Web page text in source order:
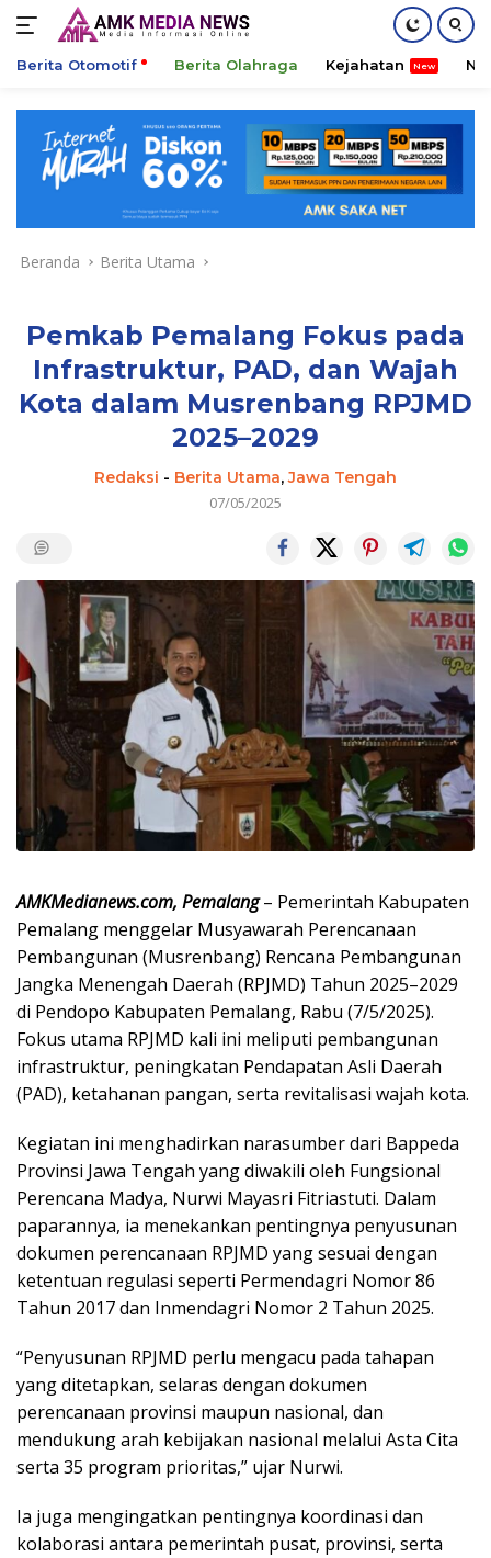
konten
Berita Otomotif Berita Olahraga Kejahatan
Beranda Berita Utama
Pemkab Pemalang Fokus pada
Infrastruktur, PAD, dan Wajah
Kota dalam Musrenbang RPJMD
2025–2029
Redaksi - Berita Utama,Jawa Tengah
07/05/2025
AMKMedianews.com, Pemalang– Pemerintah Kabupaten
Pemalang menggelar Musyawarah Perencanaan
Pembangunan (Musrenbang) Rencana Pembangunan
Jangka Menengah Daerah (RPJMD) Tahun 2025–2029
di Pendopo Kabupaten Pemalang, Rabu (7/5/2025).
Fokus utama RPJMD kali ini meliputi pembangunan
infrastruktur, peningkatan Pendapatan Asli Daerah
(PAD), ketahanan pangan, serta revitalisasi wajah kota.
Kegiatan ini menghadirkan narasumber dari Bappeda
Provinsi Jawa Tengah yang diwakili oleh Fungsional
Perencana Madya, Nurwi Mayasri Fitriastuti. Dalam
paparannya, ia menekankan pentingnya penyusunan
dokumen perencanaan RPJMD yang sesuai dengan
ketentuan regulasi seperti Permendagri Nomor 86
Tahun 2017 dan Inmendagri Nomor 2 Tahun 2025.
“Penyusunan RPJMD perlu mengacu pada tahapan
yang ditetapkan, selaras dengan dokumen
perencanaan provinsi maupun nasional, dan
mendukung arah kebijakan nasional melalui Asta Cita
serta 35 program prioritas,” ujar Nurwi.
Ia juga mengingatkan pentingnya koordinasi dan
kolaborasi antara pemerintah pusat, provinsi, serta